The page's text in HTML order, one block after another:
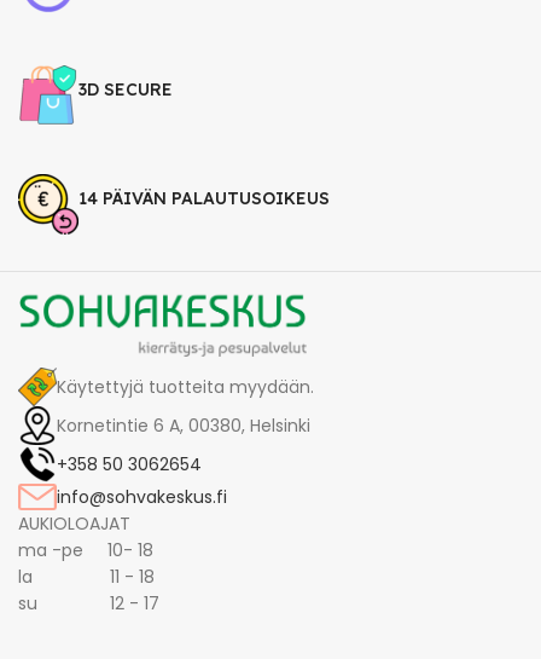
3D SECURE
14 PÄIVÄN PALAUTUSOIKEUS
Käytettyjä tuotteita myydään.
Kornetintie 6 A, 00380, Helsinki
+358 50 3062654
info@sohvakeskus.fi
AUKIOLOAJAT
ma -pe 10- 18
la 11 - 18
su 12 - 17